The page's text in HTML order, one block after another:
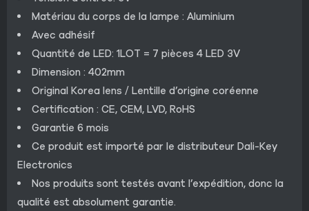
Matériau du corps de la lampe : Aluminium
Avec adhésif
Quantité de LED: 1LOT = 7 pièces 4 LED 3V
Dimension : 402mm
Original Korea lens / Lentille d’origine coréenne
Certification : CE, CEM, LVD, RoHS
Garantie 6 mois
Ce produit est importé par le distributeur Dali-Key
Electronics
Nos produits sont testés avant l’expédition, donc la
qualité est absolument garantie.